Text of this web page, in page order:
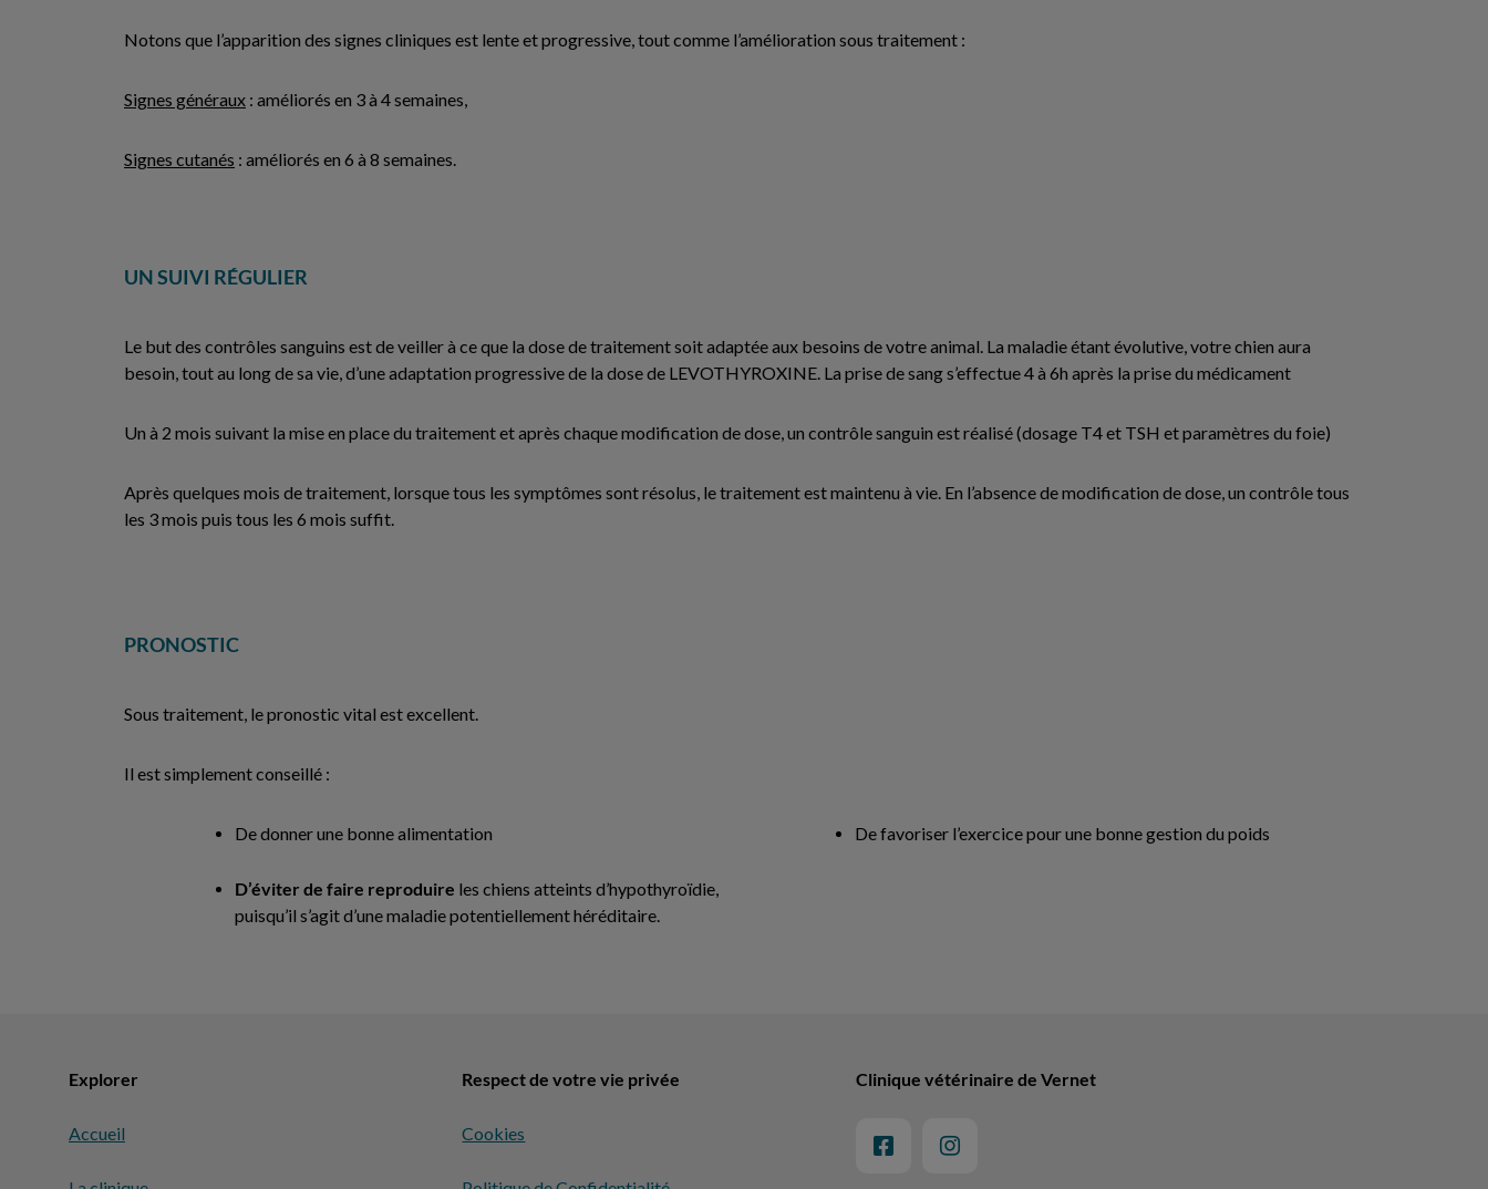
Notons que l’apparition des signes cliniques est lente et progressive, tout comme l’amélioration sous traitement :
Signes généraux : améliorés en 3 à 4 semaines,
Signes cutanés : améliorés en 6 à 8 semaines.
UN SUIVI RÉGULIER
Le but des contrôles sanguins est de veiller à ce que la dose de traitement soit adaptée aux besoins de votre animal. La maladie étant évolutive, votre chien aura
besoin, tout au long de sa vie, d’une adaptation progressive de la dose de LEVOTHYROXINE. La prise de sang s’effectue 4 à 6h après la prise du médicament
Un à 2 mois suivant la mise en place du traitement et après chaque modification de dose, un contrôle sanguin est réalisé (dosage T4 et TSH et paramètres du foie)
Après quelques mois de traitement, lorsque tous les symptômes sont résolus, le traitement est maintenu à vie. En l’absence de modification de dose, un contrôle tous
les 3 mois puis tous les 6 mois suffit.
PRONOSTIC
Sous traitement, le pronostic vital est excellent.
Il est simplement conseillé :
De donner une bonne alimentation De favoriser l’exercice pour une bonne gestion du poids
D’éviter de faire reproduire les chiens atteints d’hypothyroïdie,
puisqu’il s’agit d’une maladie potentiellement héréditaire.
Explorer
Accueil
Respect de votre vie privée
Cookies
Clinique vétérinaire de Vernet